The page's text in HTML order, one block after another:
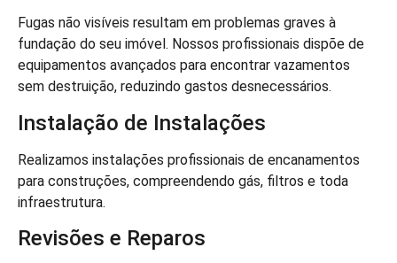
Fugas não visíveis resultam em problemas graves à
fundação do seu imóvel. Nossos profissionais dispõe de
equipamentos avançados para encontrar vazamentos
sem destruição, reduzindo gastos desnecessários.
Instalação de Instalações
Realizamos instalações profissionais de encanamentos
para construções, compreendendo gás, filtros e toda
infraestrutura.
Revisões e Reparos